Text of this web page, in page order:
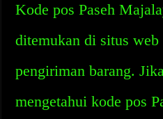
Kode pos Paseh
ditemukan di situs web
pengiriman barang.
mengetahui kode pos